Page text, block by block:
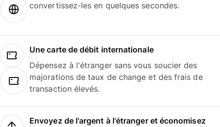
convertissez-les en quelques secondes.
Une carte de débit internationale
Dépensez à l'étranger sans vous soucier des
majorations de taux de change et des frais de
transaction élevés.
Envoyez de l'argent à l'étranger et économisez